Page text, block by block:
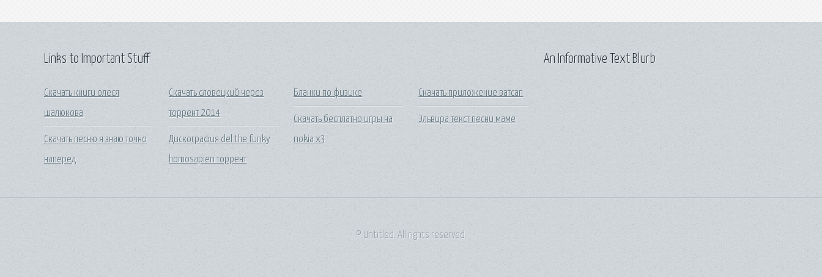
Links to Important Stuff
Скачать книги олеся
шалюкова
Скачать песню я знаю точно
наперед
Скачать словецкий через
торрент 2014
Дискография del the funky
homosapien торрент
Бланки по физике
Скачать бесплатно игры на
nokia x3
Скачать приложение ватсап
Эльвира текст песни маме
An Informative Text Blurb
© Untitled. All rights reserved.